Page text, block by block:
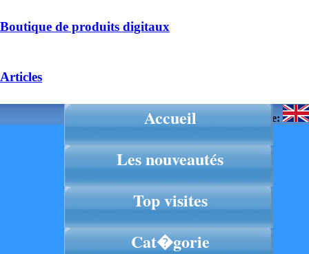
Boutique de produits digitaux
Articles
Langue:
Accueil
Les nouveautés
Top visites
Cat�gorie